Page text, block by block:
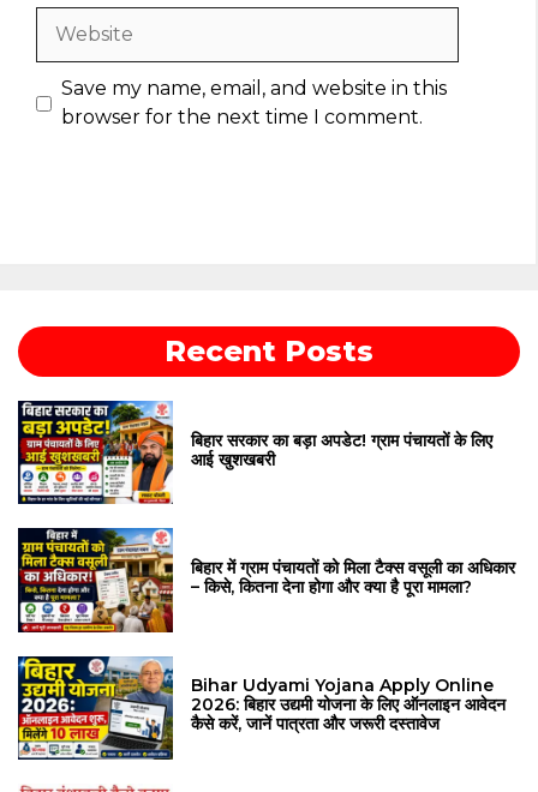
Website
Save my name, email, and website in this
browser for the next time I comment.
Recent Posts
बिहार सरकार का बड़ा अपडेट! ग्राम पंचायतों के लिए
आई खुशखबरी
बिहार में ग्राम पंचायतों को मिला टैक्स वसूली का अधिकार
– किसे, कितना देना होगा और क्या है पूरा मामला?
Bihar Udyami Yojana Apply Online
2026: बिहार उद्यमी योजना के लिए ऑनलाइन आवेदन
कैसे करें, जानें पात्रता और जरूरी दस्तावेज